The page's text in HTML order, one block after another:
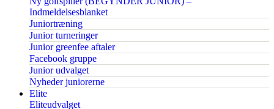
Indmeldelsesblanket
Juniortræning
Junior turneringer
Junior greenfee aftaler
Facebook gruppe
Junior udvalget
Nyheder juniorerne
Elite
Eliteudvalget